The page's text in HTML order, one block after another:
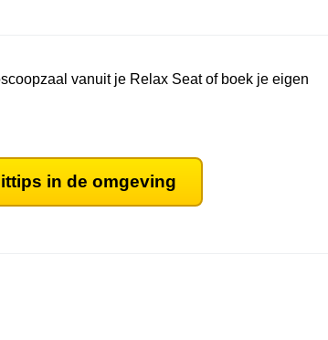
vanuit je Relax Seat of boek je eigen
in de omgeving